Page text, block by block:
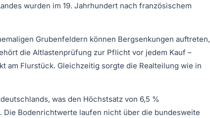
wurden im 19. Jahrhundert nach französischem
Grubenfeldern können Bergsenkungen auftreten,
die Altlastenprüfung zur Pflicht vor jedem Kauf –
am Flurstück. Gleichzeitig sorgte die Realteilung wie in
was den Höchstsatz von 6,5 %
Bodenrichtwerte laufen nicht über die bundesweite